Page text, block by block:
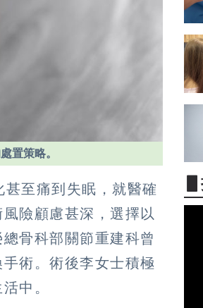
置策略。
至痛到失眠，就醫確
險顧慮甚深，選擇以
骨科部關節重建科曾
術。術後李女士積極
中。